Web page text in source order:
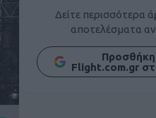
Δείτε περισσότερα
αποτελέσματα
Flight.com.gr